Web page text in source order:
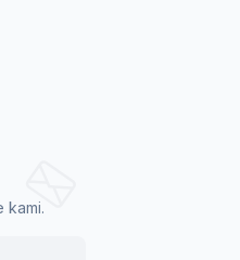
kami.